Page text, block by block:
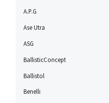
A.P.G
Ase Utra
ASG
BallisticConcept
Ballistol
Benelli